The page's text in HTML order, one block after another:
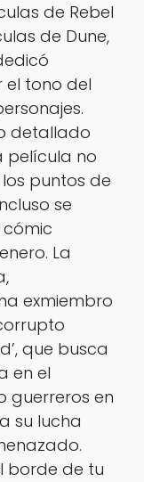
de Rebel
de Dune,
el tono del
detallado
película no
puntos de
se
La
exmiembro
que busca
en el
guerreros en
su lucha
borde de tu